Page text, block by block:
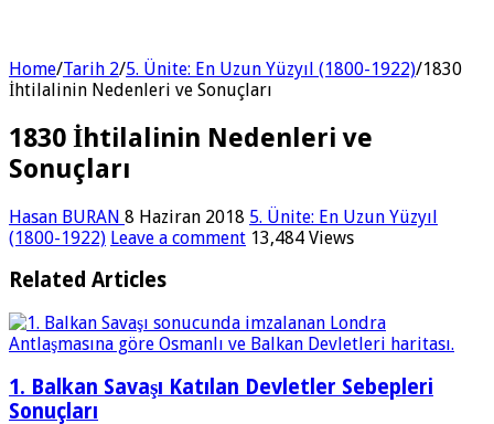
Home/Tarih 2/5. Ünite: En Uzun Yüzyıl (1800-1922)/1830
İhtilalinin Nedenleri ve Sonuçları
1830 İhtilalinin Nedenleri ve
Sonuçları
Hasan BURAN 8 Haziran 2018 5. Ünite: En Uzun Yüzyıl
(1800-1922) Leave a comment 13,484 Views
Related Articles
1. Balkan Savaşı Katılan Devletler Sebepleri
Sonuçları